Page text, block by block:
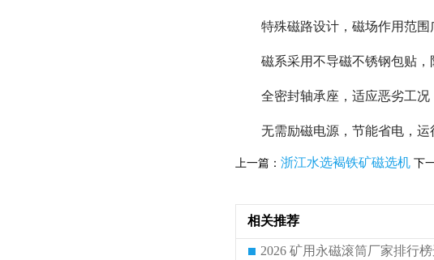
特殊磁路设计，磁场作用范
磁系采用不导磁不锈钢包贴
全密封轴承座，适应恶劣工况
无需励磁电源，节能省电，
上一篇： 浙江水选褐铁矿磁选机 下
相关推荐